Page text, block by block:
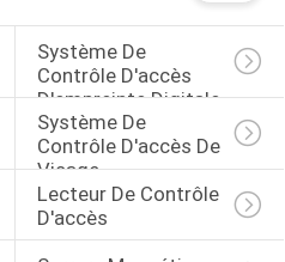
Système De
Contrôle D'accès
D'empreinte Digitale
Système De
Contrôle D'accès De
Visage
Lecteur De Contrôle
D'accès